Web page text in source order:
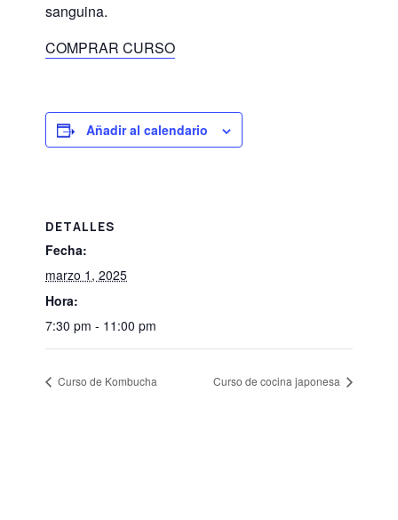
sanguina.
COMPRAR CURSO
Añadir al calendario
DETALLES
Fecha:
marzo 1, 2025
Hora:
7:30 pm - 11:00 pm
Curso de Kombucha Curso de cocina japonesa